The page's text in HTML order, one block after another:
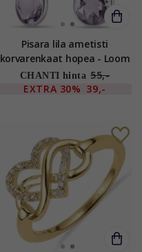
Pisara lila ametisti
korvarenkaat hopea - Loom
Stones
CHANTI hinta 55,-
EXTRA 30% 39,-